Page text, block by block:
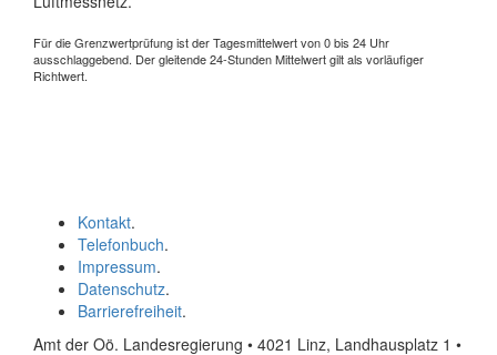
Für die Grenzwertprüfung ist der Tagesmittelwert von 0 bis 24 Uhr
ausschlaggebend. Der gleitende 24-Stunden Mittelwert gilt als vorläufiger
Richtwert.
Kontakt.
Telefonbuch.
Impressum.
Datenschutz.
Barrierefreiheit.
Amt der Oö. Landesregierung • 4021 Linz, Landhausplatz 1 •